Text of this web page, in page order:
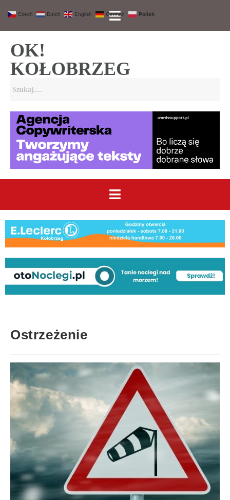
OK!
KOŁOBRZEG
Ostrzeżenie
Czech Dutch English German Polish